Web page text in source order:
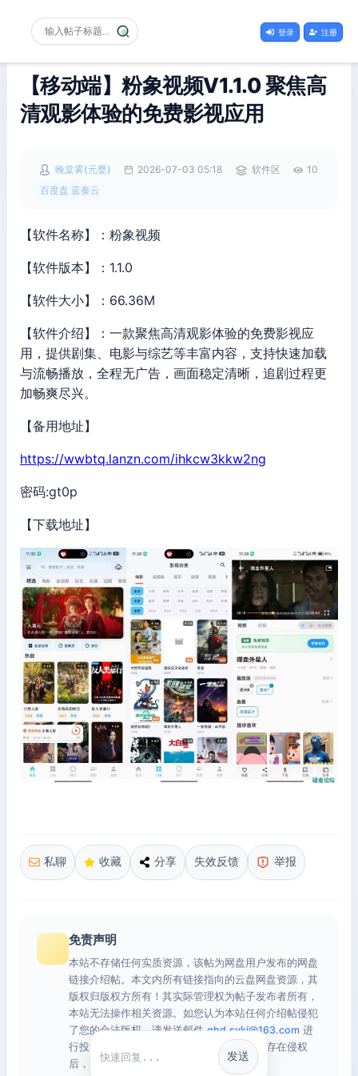
登录 注册
【移动端】粉象视频V1.1.0 聚焦高
清观影体验的免费影视应用
晚棠雾(元婴) 2026-07-03 05:18 软件区
10
百度盘 蓝奏云
【软件名称】：粉象视频
【软件版本】：1.1.0
【软件大小】：66.36M
【软件介绍】：一款聚焦高清观影体验的免费影视应
用，提供剧集、电影与综艺等丰富内容，支持快速加载
与流畅播放，全程无广告，画面稳定清晰，追剧过程更
加畅爽尽兴。
【备用地址】
https://wwbtq.lanzn.com/ihkcw3kkw2ng
密码:gt0p
【下载地址】
私聊 收藏 分享 失效反馈 举报
免责声明
本站不存储任何实质资源，该帖为网盘用户发布的网盘
链接介绍帖。本文内所有链接指向的云盘网盘资源，其
版权归版权方所有！其实际管理权为帖子发布者所有，
本站无法操作相关资源。如您认为本站任何介绍帖侵犯
了您的合法版权，请发送邮件qhd.sykj@163.com 进
行投诉，我们将在确认本文链接指向的资源存在侵权
后，立即删除相关介绍帖子！
快捷回复
发送